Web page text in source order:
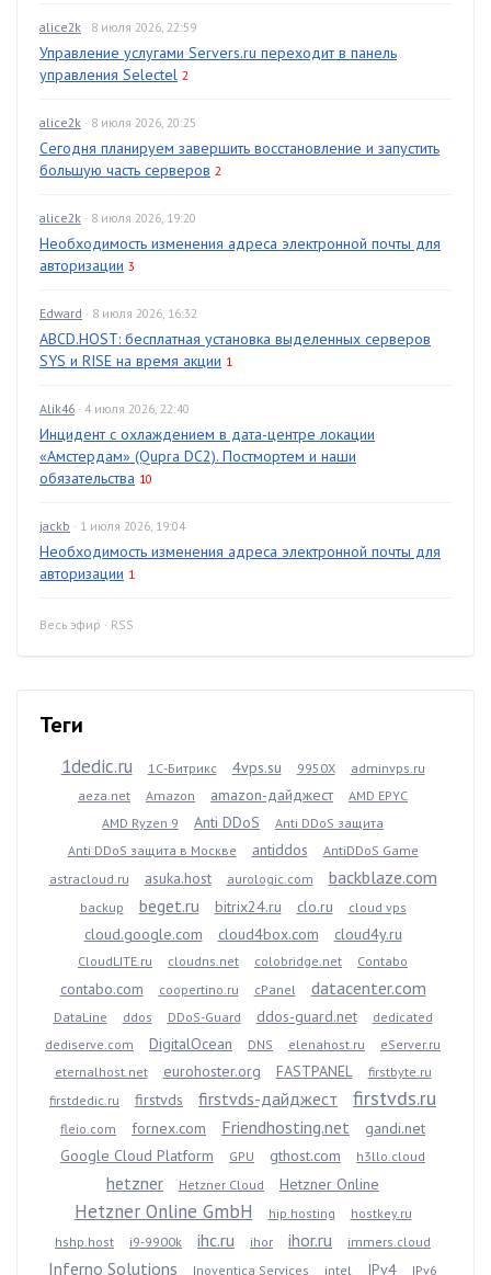
alice2k · 8 июля 2026, 22:59
Управление услугами Servers.ru переходит в панель
управления Selectel 2
alice2k · 8 июля 2026, 20:25
Сегодня планируем завершить восстановление и запустить
большую часть серверов 2
alice2k · 8 июля 2026, 19:20
Необходимость изменения адреса электронной почты для
авторизации 3
Edward · 8 июля 2026, 16:32
ABCD.HOST: бесплатная установка выделенных серверов
SYS и RISE на время акции 1
Alik46 · 4 июля 2026, 22:40
Инцидент с охлаждением в дата-центре локации
«Амстердам» (Qupra DC2). Постмортем и наши
обязательства 10
jackb · 1 июля 2026, 19:04
Необходимость изменения адреса электронной почты для
авторизации 1
Весь эфир · RSS
Теги
1dedic.ru 1С-Битрикс 4vps.su 9950X
adminvps.ru
aeza.net
Amazon amazon-дайджест
AMD EPYC
AMD Ryzen 9
Anti DDoS
Anti DDoS защита
Anti DDoS защита в Москве
antiddos
AntiDDoS Game
astracloud.ru
asuka.host aurologic.com backblaze.com
backup beget.ru bitrix24.ru clo.ru cloud vps
cloud.google.com cloud4box.com cloud4y.ru
CloudLITE.ru cloudns.net colobridge.net Contabo
contabo.com coopertino.ru cPanel datacenter.com
DataLine ddos DDoS-Guard ddos-guard.net
dedicated
dediserve.com
DigitalOcean DNS elenahost.ru
eServer.ru
eternalhost.net
eurohoster.org FASTPANEL
firstbyte.ru
firstdedic.ru
firstvds firstvds-дайджест firstvds.ru
fleio.com fornex.com Friendhosting.net
gandi.net
Google Cloud Platform
GPU gthost.com h3llo.cloud
hetzner Hetzner Cloud Hetzner Online
Hetzner Online GmbH hip.hosting
hostkey.ru
hshp.host
i9-9900k ihc.ru ihor ihor.ru immers.cloud
Inferno Solutions Inoventica Services intel IPv4 IPv6